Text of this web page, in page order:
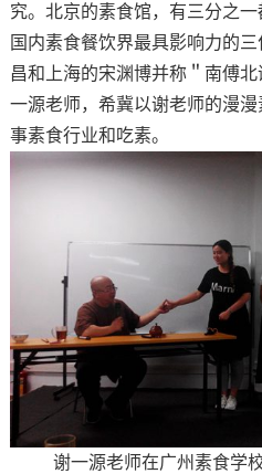
究。北京的素食馆，有三分之
国内素食餐饮界最具影响力的
昌和上海的宋渊博并称＂南傅
一源老师，希冀以谢老师的漫
事素食行业和吃素。
谢一源老师在广州素食学